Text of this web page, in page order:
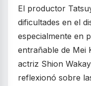
El productor
dificultades en el
especialmente en
entrañable de Mei
actriz Shion
reflexionó sobre